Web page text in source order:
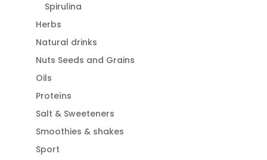
Spirulina
Herbs
Natural drinks
Nuts Seeds and Grains
Oils
Proteïns
Salt & Sweeteners
Smoothies & shakes
Sport